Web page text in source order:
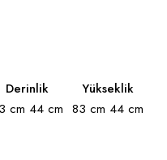
Derinlik
Yükseklik
cm 44 cm 83 cm 44 cm